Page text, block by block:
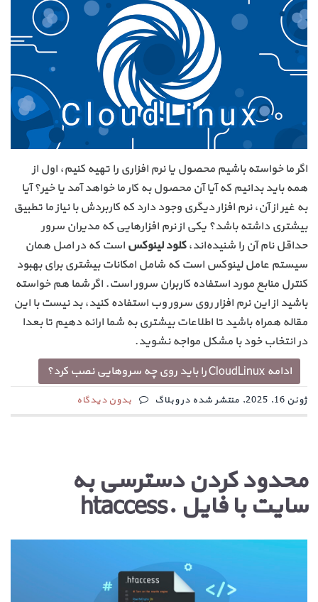
اگر ما خواسته باشیم محصول یا نرم افزاری را تهیه کنیم، اول از
همه باید بدانیم که آیا آن محصول به کار ما خواهد آمد یا خیر؟ آیا
به غیر از آن، نرم افزار دیگری وجود دارد که کاربردش با نیاز ما تطبیق
بیشتری داشته باشد؟ یکی از نرم افزارهایی که مدیران سرور
حداقل نام آن را شنیده‌اند،کلود لینوکس است که در اصل همان
سیستم عامل لینوکس است که شامل امکانات بیشتری برای بهبود
کنترل منابع مورد استفاده کاربران سرور است. اگر شما هم خواسته
باشید از این نرم افزار روی سرور وب استفاده کنید، بد نیست با این
مقاله همراه باشید تا اطلاعات بیشتری به شما ارائه دهیم تا بعدا
در انتخاب خود با مشکل مواجه نشوید.
ادامه CloudLinux را باید روی چه سروهایی نصب کرد؟
ژوئن 16, 2025, منتشر شده در وبلاگ بدون دیدگاه
محدود کردن دسترسی به
سایت با فایل .htaccess